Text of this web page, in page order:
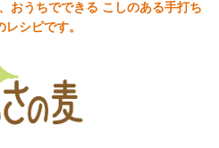
おうちでできる こしのある手打ち
レシピです。